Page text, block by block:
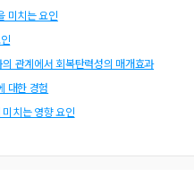
미치는 요인
관계에서 회복탄력성의 매개효과
대한 경험
치는 영향 요인